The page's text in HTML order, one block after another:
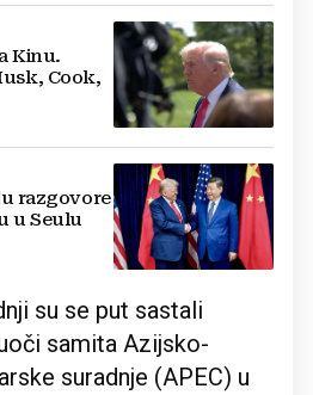
Kinu.
Cook,
razgovore
u Seulu
su se put sastali
samita Azijsko-
suradnje (APEC) u